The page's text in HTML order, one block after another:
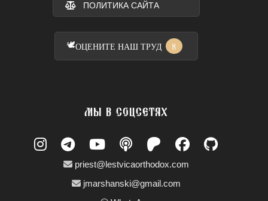
ПОЛИТИКА САЙТА
🕊️ОЦЕНИТЕ НАШ ТРУД 8
МЫ В СОЦСЕТЯХ
priest@lestvicaorthodox.com
jmarshanski@gmail.com